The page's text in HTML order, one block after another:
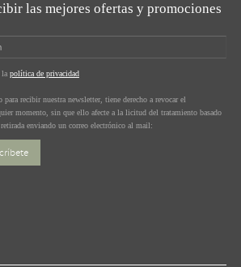
las mejores ofertas y promociones
la política de privacidad
recibir nuestra newsletter, tiene derecho a revocar el
momento, sin que ello afecte a la licitud del tratamiento basado
enviando un correo electrónico al mail: